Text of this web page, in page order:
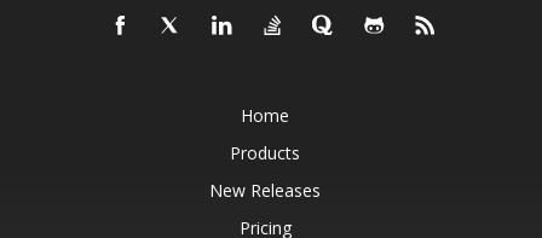
Home
Products
New Releases
Pricing